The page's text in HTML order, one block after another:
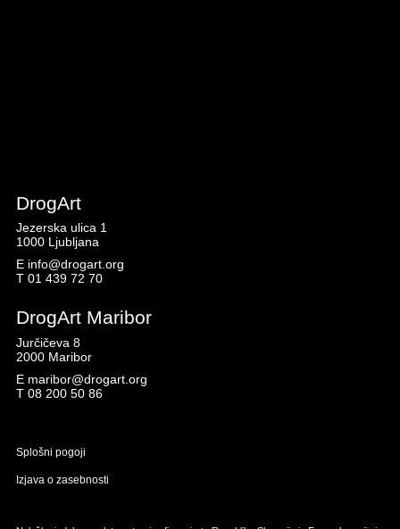
DrogArt
Jezerska ulica 1
1000 Ljubljana
E info@drogart.org
T 01 439 72 70
DrogArt Maribor
Jurčičeva 8
2000 Maribor
E maribor@drogart.org
T 08 200 50 86
Splošni pogoji
Izjava o zasebnosti